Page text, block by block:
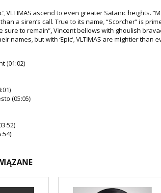
VLTIMAS ascend to even greater Satanic
a siren’s call. True to its name, “Scorcher” is
sure to remain”, Vincent bellows with ghoulish
names, but with ‘Epic’, VLTIMAS are mightier than
(01:02)
(05:05)